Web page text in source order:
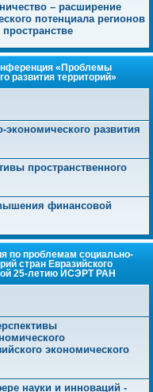
– расширение
потенциала регионов
«Проблемы
развития территорий»
развития
пространственного
финансовой
по проблемам социально-
стран Евразийского
25-летию ИСЭРТ РАН
экономического
науки и инноваций -